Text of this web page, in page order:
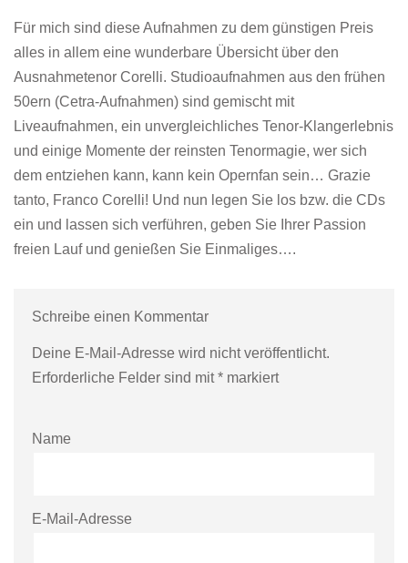
Für mich sind diese Aufnahmen zu dem günstigen Preis
alles in allem eine wunderbare Übersicht über den
Ausnahmetenor Corelli. Studioaufnahmen aus den frühen
50ern (Cetra-Aufnahmen) sind gemischt mit
Liveaufnahmen, ein unvergleichliches Tenor-Klangerlebnis
und einige Momente der reinsten Tenormagie, wer sich
dem entziehen kann, kann kein Opernfan sein… Grazie
tanto, Franco Corelli! Und nun legen Sie los bzw. die CDs
ein und lassen sich verführen, geben Sie Ihrer Passion
freien Lauf und genießen Sie Einmaliges….
Schreibe einen Kommentar
Deine E-Mail-Adresse wird nicht veröffentlicht.
Erforderliche Felder sind mit* markiert
Name
E-Mail-Adresse